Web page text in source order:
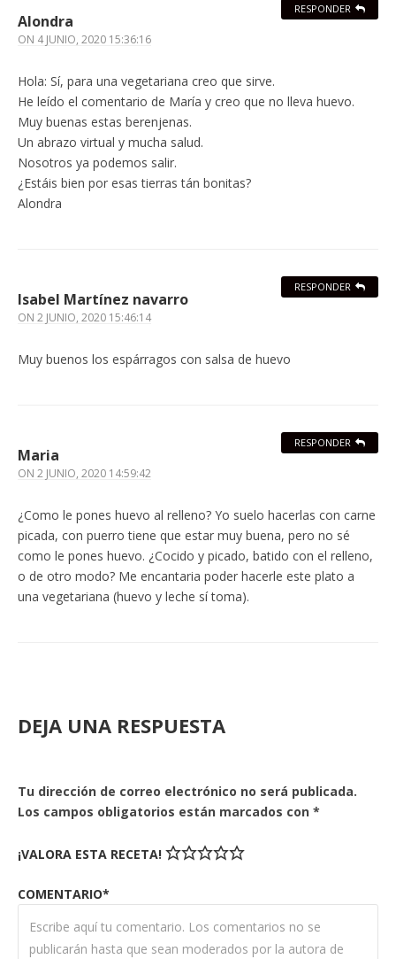
Alondra
ON 4 JUNIO, 2020 15:36:16
Hola: Sí, para una vegetariana creo que sirve.
He leído el comentario de María y creo que no lleva huevo.
Muy buenas estas berenjenas.
Un abrazo virtual y mucha salud.
Nosotros ya podemos salir.
¿Estáis bien por esas tierras tán bonitas?
Alondra
RESPONDER
Isabel Martínez navarro
ON 2 JUNIO, 2020 15:46:14
Muy buenos los espárragos con salsa de huevo
RESPONDER
Maria
ON 2 JUNIO, 2020 14:59:42
¿Como le pones huevo al relleno? Yo suelo hacerlas con carne
picada, con puerro tiene que estar muy buena, pero no sé
como le pones huevo. ¿Cocido y picado, batido con el relleno,
o de otro modo? Me encantaria poder hacerle este plato a
una vegetariana (huevo y leche sí toma).
RESPONDER
DEJA UNA RESPUESTA
Tu dirección de correo electrónico no será publicada.
Los campos obligatorios están marcados con *
¡VALORA ESTA RECETA!
COMENTARIO*